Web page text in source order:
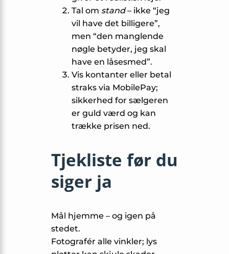
Tal om stand– ikke “jeg
vil have det billigere”,
men “den manglende
nøgle betyder, jeg skal
have en låsesmed”.
Vis kontanter eller betal
straks via MobilePay;
sikkerhed for sælgeren
er guld værd og kan
trække prisen ned.
Tjekliste før du
siger ja
Mål hjemme – og igen på
stedet.
Fotografér alle vinkler; lys